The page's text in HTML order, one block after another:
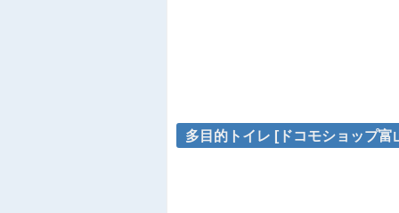
多目的トイレ [ドコモショップ